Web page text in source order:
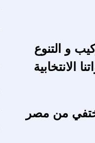
و التنوع
الانتخابية
من مصر